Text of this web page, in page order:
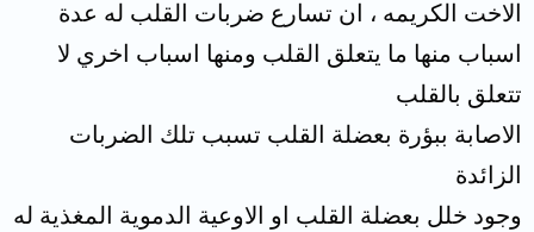
الاخت الكريمه ، ان تسارع ضربات القلب له عدة
اسباب منها ما يتعلق القلب ومنها اسباب اخري لا
تتعلق بالقلب
الاصابة ببؤرة بعضلة القلب تسبب تلك الضربات
الزائدة
وجود خلل بعضلة القلب او الاوعية الدموية المغذية له